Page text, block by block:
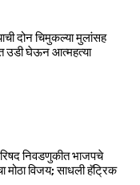
दोन चिमुकल्या मुलांसह
उडी घेऊन आत्महत्या
निवडणुकीत भाजपचे
मोठा विजय; साधली हॅट्रिक